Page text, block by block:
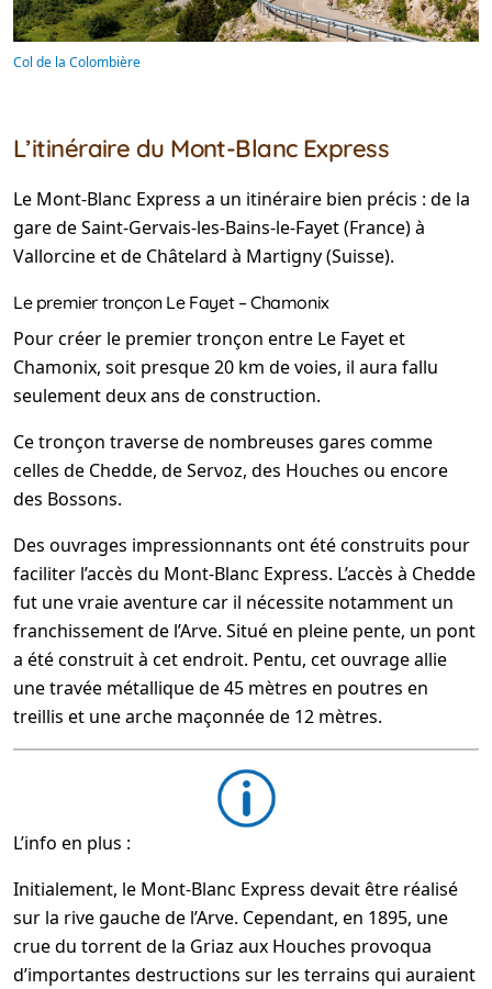
Col de la Colombière
L’itinéraire du Mont-Blanc Express
Le Mont-Blanc Express a un itinéraire bien précis : de la
gare de Saint-Gervais-les-Bains-le-Fayet (France) à
Vallorcine et de Châtelard à Martigny (Suisse).
Le premier tronçon Le Fayet – Chamonix
Pour créer le premier tronçon entre Le Fayet et
Chamonix, soit presque 20 km de voies, il aura fallu
seulement deux ans de construction.
Ce tronçon traverse de nombreuses gares comme
celles de Chedde, de Servoz, des Houches ou encore
des Bossons.
Des ouvrages impressionnants ont été construits pour
faciliter l’accès du Mont-Blanc Express. L’accès à Chedde
fut une vraie aventure car il nécessite notamment un
franchissement de l’Arve. Situé en pleine pente, un pont
a été construit à cet endroit. Pentu, cet ouvrage allie
une travée métallique de 45 mètres en poutres en
treillis et une arche maçonnée de 12 mètres.
L’info en plus :
Initialement, le Mont-Blanc Express devait être réalisé
sur la rive gauche de l’Arve. Cependant, en 1895, une
crue du torrent de la Griaz aux Houches provoqua
d’importantes destructions sur les terrains qui auraient